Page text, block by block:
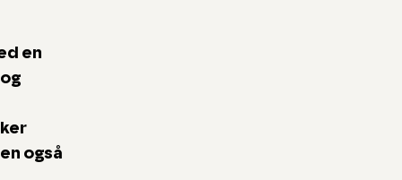
en
også